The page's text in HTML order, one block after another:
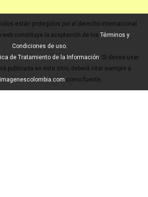
están protegidos por el derecho internacional.
web constituye la aceptación de los Términos y
Condiciones de uso.
de Tratamiento de la Información. Si desea usar
publicada en este sitio, deberá citar siempre a
como fuente.